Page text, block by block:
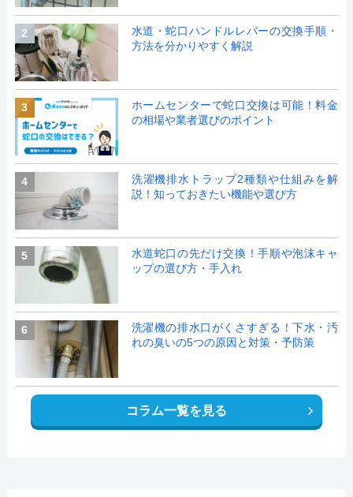
2
水道・蛇口ハンドルレバーの交換手順・
方法を分かりやすく解説
3
ホームセンターで蛇口交換は可能！料金
の相場や業者選びのポイント
4
洗濯機排水トラップ2種類や仕組みを解
説！知っておきたい機能や選び方
5
水道蛇口の先だけ交換！手順や泡沫キャ
ップの選び方・手入れ
6
洗濯機の排水口がくさすぎる！下水・汚
れの臭いの5つの原因と対策・予防策
コラム一覧を見る